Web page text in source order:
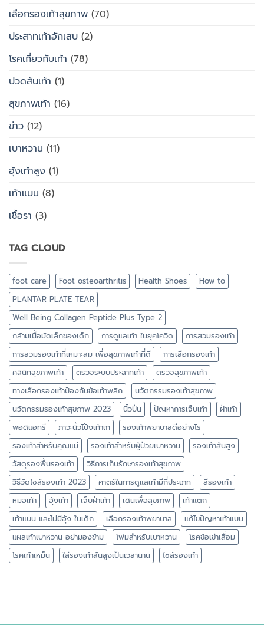
เลือกรองเท้าสุขภาพ (70)
ประสาทเท้าอักเสบ (2)
โรคเกี่ยวกับเท้า (78)
ปวดส้นเท้า (1)
สุขภาพเท้า (16)
ข่าว (12)
เบาหวาน (11)
อุ้งเท้าสูง (1)
เท้าแบน (8)
เชื้อรา (3)
TAG CLOUD
foot care Foot osteoarthritis Health Shoes
How to
PLANTAR PLATE TEAR
Well Being Collagen Peptide Plus Type 2
กล้ามเนื้อมัดเล็กของเด็ก
การดูแลเท้า ในยุคโควิด
การสวมรองเท้า
การสวมรองเท้าที่เหมาะสม เพื่อสุขภาพเท้าที่ดี
การเลือกรองเท้า
คลินิกสุขภาพเท้า
ตรวจระบบประสาทเท้า
ตรวจสุขภาพเท้า
ทางเลือกรองเท้าป้องกันข้อเท้าพลิก
นวัตกรรมรองเท้าสุขภาพ
นวัตกรรมรองเท้าสุขภาพ 2023
นิ้วปีน ปัญหาการเจ็บเท้า
ฝ่าเท้า
พอดิแอทรี
ภาวะนิ้วโป้งเท้าเก
รองเท้าพยาบาลดีอย่างไร
รองเท้าสำหรับคุณแม่
รองเท้าสำหรับผู้ป่วยเบาหวาน
รองเท้าส้นสูง
วัสดุรองพื้นรองเท้า
วิธีการเก็บรักษารองเท้าสุขภาพ
วิธีวัดไซส์รองเท้า 2023
ศาตร์ในการดูแลเท้ามีกี่ประเภท
สีรองเท้า
หมอเท้า
อุ้งเท้า เจ็บฝ่าเท้า เดินเพื่อสุขภาพ
เท้าแตก
เท้าแบน และไม่มีอุ้ง ในเด็ก
เลือกรองเท้าพยาบาล
แก้ไขปัญหาเท้าแบน
แผลเท้าเบาหวาน อย่ามองข้าม
โฟมสำหรับเบาหวาน
โรคข้อเข่าเสื่อม
โรคเท้าเหม็น
ใส่รองเท้าส้นสูงเป็นเวลานาน ไซส์รองเท้า